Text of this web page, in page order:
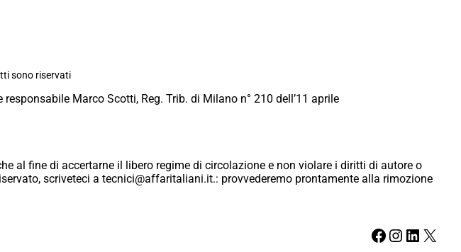
sono riservati
Marco Scotti, Reg. Trib. di Milano n° 210 dell’11 aprile
al fine di accertarne il libero regime di circolazione e non violare i diritti di autore o
scriveteci a tecnici@affaritaliani.it.: provvederemo prontamente alla rimozione
Facebook Instagram LinkedIn X